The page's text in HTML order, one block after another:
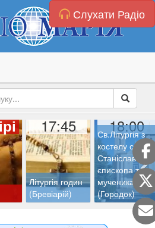
Слухати Радіо
17:45
Літургія годин
(Бревіарій)
18:00
Св.Літургія з
костелу св.
Станіслава
єпископа та
мученика
(Городок)